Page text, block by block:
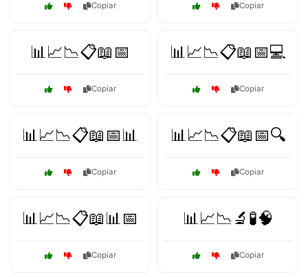
Copiar Copiar
📊📈📉📋📖📅
Copiar
📊📈📉📋📖📅💻
Copiar
📊📈📉📋📖📅📊
Copiar
📊📈📉📋📖📅🔍
Copiar
📊📈📉📋📖📊📅
Copiar
📊📈📉🔬🧪🧠
Copiar